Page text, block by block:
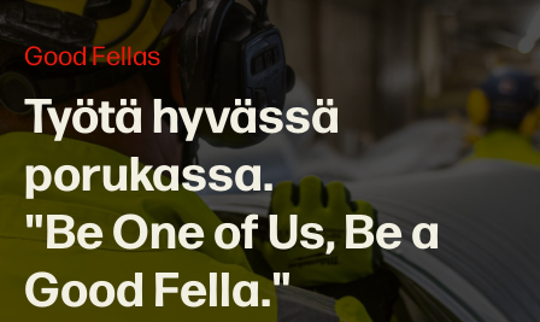
Good Fellas
Työtä hyvässä
porukassa.
"Be One of Us, Be a
Good Fella."